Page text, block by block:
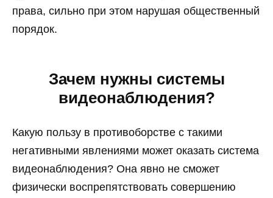
права, сильно при этом нарушая общественный
порядок.
Зачем нужны системы
видеонаблюдения?
Какую пользу в противоборстве с такими
негативными явлениями может оказать система
видеонаблюдения? Она явно не сможет
физически воспрепятствовать совершению